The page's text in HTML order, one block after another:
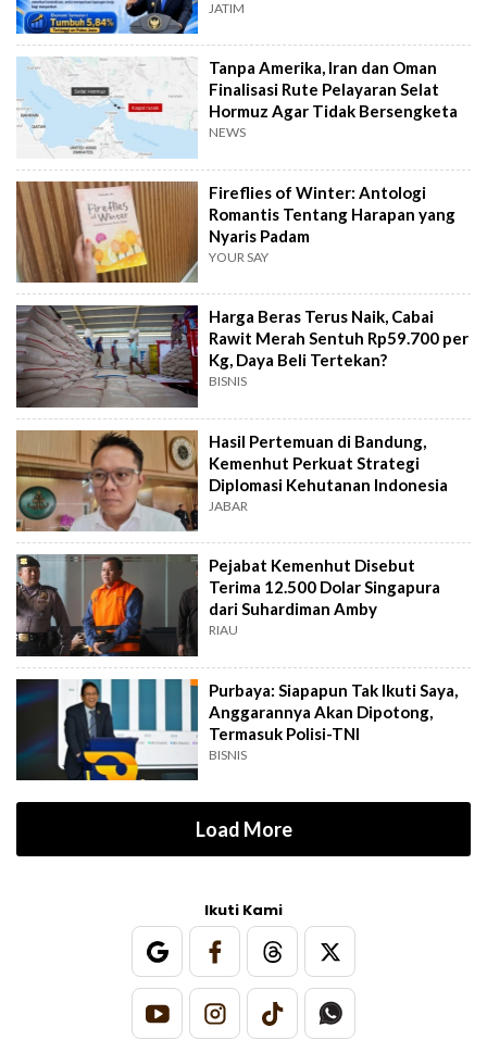
JATIM
Tanpa Amerika, Iran dan Oman
Finalisasi Rute Pelayaran Selat
Hormuz Agar Tidak Bersengketa
NEWS
Fireflies of Winter: Antologi
Romantis Tentang Harapan yang
Nyaris Padam
YOUR SAY
Harga Beras Terus Naik, Cabai
Rawit Merah Sentuh Rp59.700 per
Kg, Daya Beli Tertekan?
BISNIS
Hasil Pertemuan di Bandung,
Kemenhut Perkuat Strategi
Diplomasi Kehutanan Indonesia
JABAR
Pejabat Kemenhut Disebut
Terima 12.500 Dolar Singapura
dari Suhardiman Amby
RIAU
Purbaya: Siapapun Tak Ikuti Saya,
Anggarannya Akan Dipotong,
Termasuk Polisi-TNI
BISNIS
Load More
Ikuti Kami